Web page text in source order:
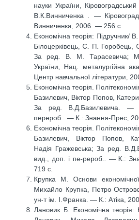
науки України,
В.К.Винниченка . —
Винниченка, 2006. — 256 с.
Економічна теорія: Підручник/
Білоцерківець, С. П. Горобець,
За ред. В. М. Тарасевича; М-
України, Нац. металургійна
Центр навчальної літератури,
Економічна теорія.
Базилевич, Віктор Попов,
За ред. В.Д.Базилевича. —
перероб.. — К.: Знання-Прес,
Економічна теорія.
Базилевич, Віктор Попов,
Надія Гражевська; За ред.
вид., доп. і пе-рероб.. — К.:
719 с.
Крупка М. Основи економічної
Михайло Крупка, Петро
ун-т ім. І.Франка. — К.: Атіка,
Лановик Б. Економічна теорія: